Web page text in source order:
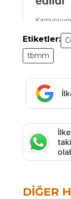
Etiketler:
tbmm
DIĞER